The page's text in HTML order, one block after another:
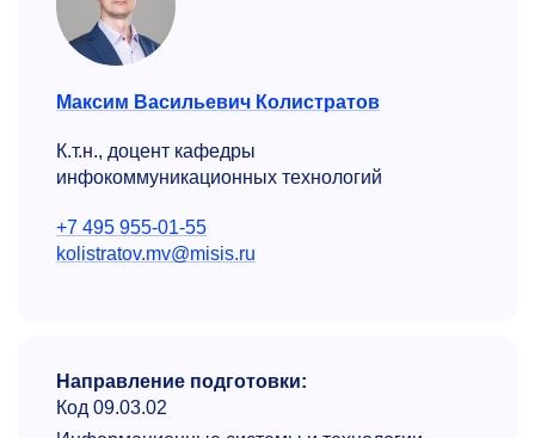
Максим Васильевич Колистратов
К.т.н., доцент кафедры
инфокоммуникационных технологий
+7 495 955-01-55
kolistratov.mv@misis.ru
Направление подготовки:
Код 09.03.02